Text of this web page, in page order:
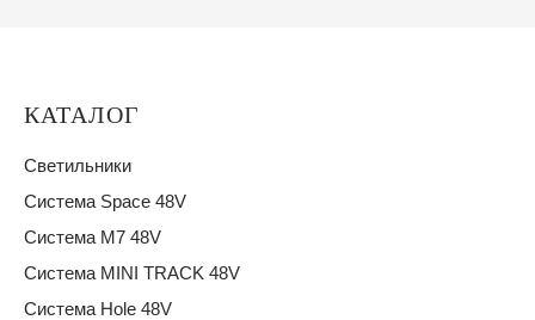
КАТАЛОГ
Светильники
Система Space 48V
Система M7 48V
Система MINI TRACK 48V
Система Hole 48V